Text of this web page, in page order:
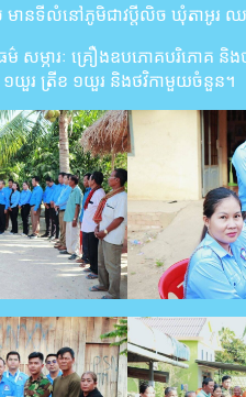
ានទីលំនៅភូមិជាវប្តីលិច ឃុំតាអូរ ឈ
ភារៈ គ្រឿងឧបភោគបរិភោគ និងថ
យួរ ត្រីខ ១យួរ និងថវិកាមួយចំនួន។